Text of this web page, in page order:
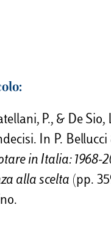
P., & De Sio,
In P. Bellucci
in Italia: 1968-
alla scelta (pp.